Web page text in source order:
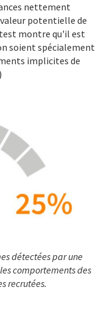
nettement
potentielle de
montre qu'il est
soient spécialement
implicites de
détectées par une
comportements des
recrutées.